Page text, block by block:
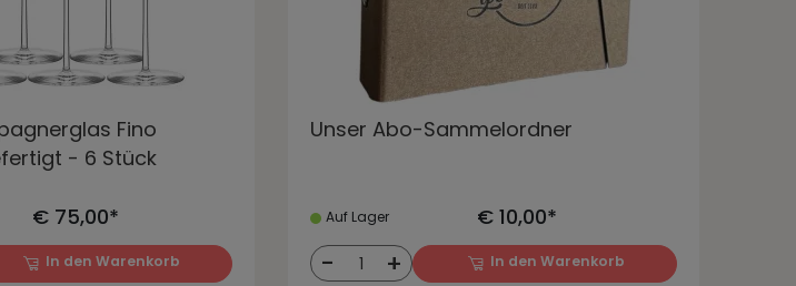
Fino
- 6 Stück
€ 75,00*
In den Warenkorb
Unser Abo-Sammelordner
Auf Lager € 10,00*
- 1 + In den Warenkorb